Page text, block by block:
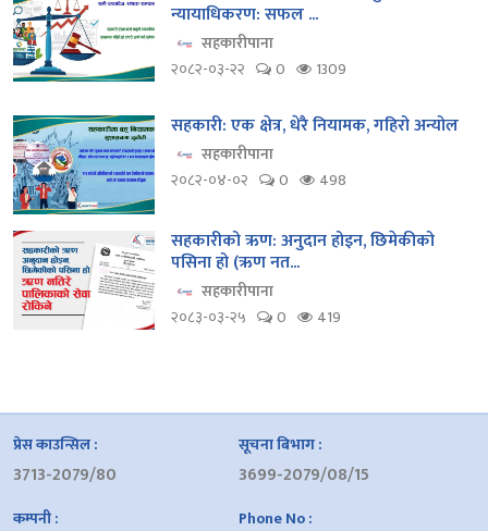
न्यायाधिकरण: सफल ...
सहकारीपाना
२०८२-०३-२२
0 1309
सहकारी: एक क्षेत्र, धेरै नियामक, गहिरो अन्योल
सहकारीपाना
२०८२-०४-०२
0 498
सहकारीको ऋण: अनुदान होइन, छिमेकीको
पसिना हो (ऋण नत...
सहकारीपाना
२०८३-०३-२५
0 419
प्रेस काउन्सिल :
3713-2079/80
सूचना बिभाग :
3699-2079/08/15
कम्पनी : Phone No :